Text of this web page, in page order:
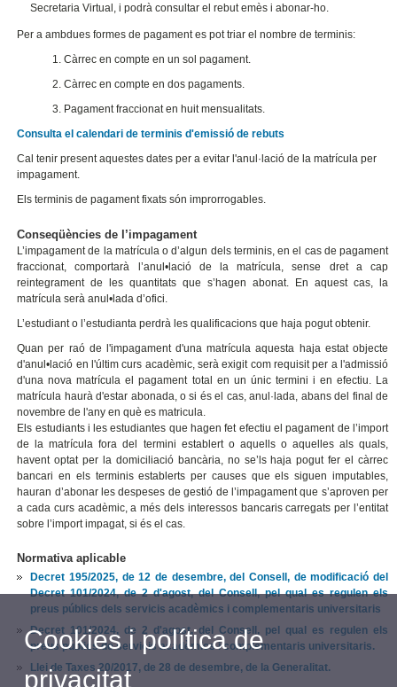
Secretaria Virtual, i podrà consultar el rebut emès i abonar-ho.
Per a ambdues formes de pagament es pot triar el nombre de terminis:
1. Càrrec en compte en un sol pagament.
2. Càrrec en compte en dos pagaments.
3. Pagament fraccionat en huit mensualitats.
Consulta el calendari de terminis d'emissió de rebuts
Cal tenir present aquestes dates per a evitar l'anul·lació de la matrícula per
impagament.
Els terminis de pagament fixats són improrrogables.
Conseqüències de l’impagament
L’impagament de la matrícula o d’algun dels terminis, en el cas de pagament
fraccionat, comportarà l’anul•lació de la matrícula, sense dret a cap
reintegrament de les quantitats que s’hagen abonat. En aquest cas, la
matrícula serà anul•lada d’ofici.
L’estudiant o l’estudianta perdrà les qualificacions que haja pogut obtenir.
Quan per raó de l'impagament d'una matrícula aquesta haja estat objecte
d'anul•lació en l'últim curs acadèmic, serà exigit com requisit per a l'admissió
d'una nova matrícula el pagament total en un únic termini i en efectiu. La
matrícula haurà d'estar abonada, o si és el cas, anul·lada, abans del final de
novembre de l'any en què es matricula.
Els estudiants i les estudiantes que hagen fet efectiu el pagament de l’import
de la matrícula fora del termini establert o aquells o aquelles als quals,
havent optat per la domiciliació bancària, no se’ls haja pogut fer el càrrec
bancari en els terminis establerts per causes que els siguen imputables,
hauran d’abonar les despeses de gestió de l’impagament que s’aproven per
a cada curs acadèmic, a més dels interessos bancaris carregats per l’entitat
sobre l’import impagat, si és el cas.
Normativa aplicable
Decret 195/2025, de 12 de desembre, del Consell, de modificació del
Decret 101/2024, de 2 d'agost, del Consell, pel qual es regulen els
preus públics dels servicis acadèmics i complementaris universitaris
Decret 101/2024, de 2 d'agost, del Consell, pel qual es regulen els
preus públics de servicis acadèmics i complementaris universitaris.
Llei de Taxes 20/2017, de 28 de desembre, de la Generalitat.
Cookies i política de
privacitat